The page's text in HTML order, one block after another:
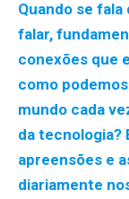
Quando se
falar,
conexões que
como
mundo cada
da tecnologia?
apreensões e
diariamente